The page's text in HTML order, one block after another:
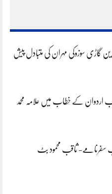
گاڑی سوزوکی مہران کی متبادل پیش
کے خطاب میں علامہ محمد
سفرنامے- ثاقب محمود بٹ